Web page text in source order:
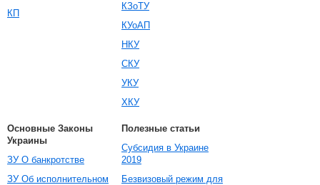
КП
КЗоТУ
КУоАП
НКУ
СКУ
УКУ
ХКУ
Основные Законы
Украины
ЗУ О банкротстве
ЗУ Об исполнительном
Полезные статьи
Субсидия в Украине
2019
Безвизовый режим для